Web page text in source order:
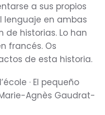
a sus propios
lenguaje en ambas
de historias. Lo han
francés. Os
de esta historia.
· El pequeño
Agnès Gaudrat-